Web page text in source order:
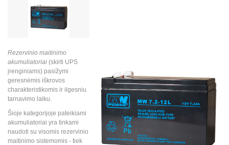
Rezervinio maitinimo
akumuliatoriai (skirti UPS
įrenginiams) pasižymi
geresnėmis iškrovos
charakteristikomis ir ilgesniu
tarnavimo laiku.
Šioje kategorijoje pateikiami
akumuliatoriai yra tinkami
naudoti su visomis rezervinio
maitinimo sistemomis - tiek